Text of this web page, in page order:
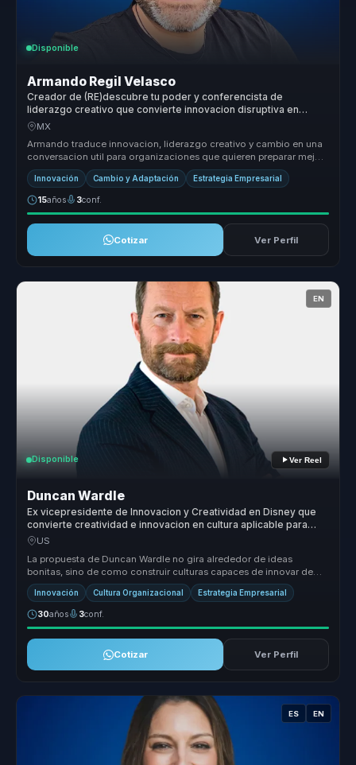
Disponible
Armando Regil Velasco
Creador de (RE)descubre tu poder y conferencista de
liderazgo creativo que convierte innovacion disruptiva en
accion para organizaciones y equipos.
MX
Armando traduce innovacion, liderazgo creativo y cambio en una
conversacion util para organizaciones que quieren preparar mejor
a sus equ...
Innovación Cambio y Adaptación Estrategia Empresarial
15años 3conf.
Cotizar Ver Perfil
EN
Disponible Ver Reel
Duncan Wardle
Ex vicepresidente de Innovacion y Creatividad en Disney que
convierte creatividad e innovacion en cultura aplicable para
lideres que deben reinventarse.
US
La propuesta de Duncan Wardle no gira alrededor de ideas
bonitas, sino de como construir culturas capaces de innovar de
forma sostenida. ...
Innovación Cultura Organizacional Estrategia Empresarial
30años 3conf.
Cotizar Ver Perfil
ES EN